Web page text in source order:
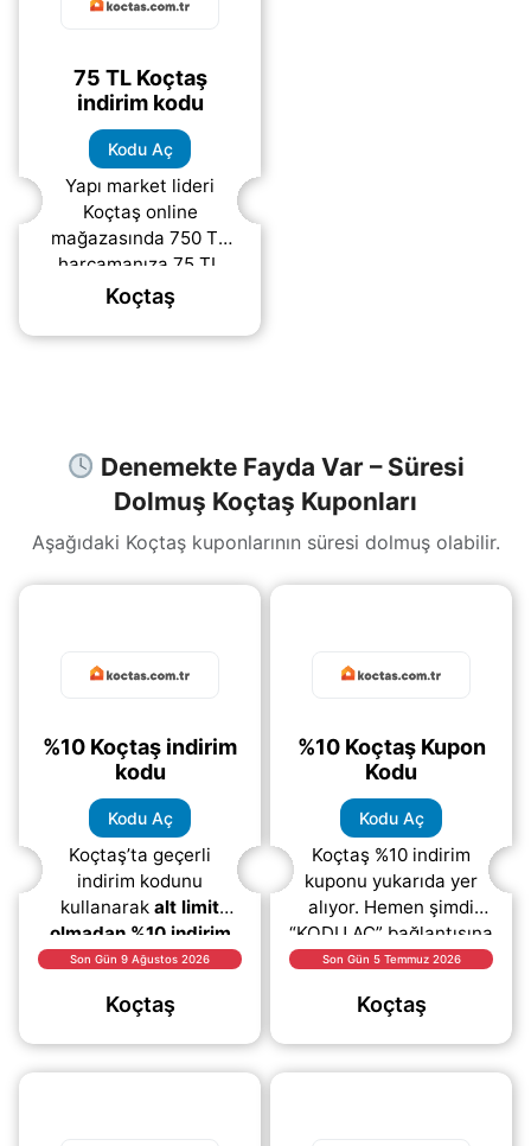
75 TL Koçtaş
indirim kodu
Kodu Aç
Yapı market lideri
Koçtaş online
mağazasında 750 TL
harcamanıza 75 TL
indirim fırsatı.
Koçtaş
Denemekte Fayda Var – Süresi
Dolmuş Koçtaş Kuponları
Aşağıdaki Koçtaş kuponlarının süresi dolmuş olabilir.
%10 Koçtaş indirim
kodu
Kodu Aç
Koçtaş’ta geçerli
indirim kodunu
kullanarak alt limit
olmadan %10 indirim
fırsatından
dekorasyonu, mobilya,
Son Gün 9 Ağustos 2026
Koçtaş
%10 Koçtaş Kupon
Kodu
Kodu Aç
Koçtaş %10 indirim
kuponu yukarıda yer
alıyor. Hemen şimdi
“KODU AÇ” bağlantısına
tıklayarak indirim
görüntüleyebilir ve
Son Gün 5 Temmuz 2026
Koçtaş